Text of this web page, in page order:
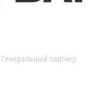
Генеральный партнер